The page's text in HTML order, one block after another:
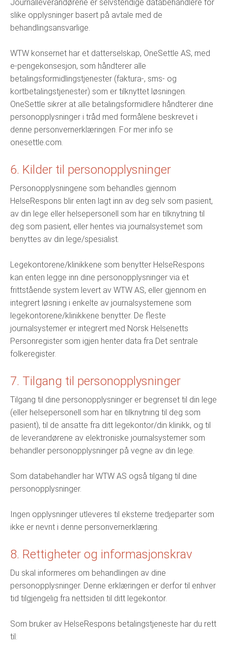
Journalleverandørene er selvstendige databehandlere for
slike opplysninger basert på avtale med de
behandlingsansvarlige.
WTW konsernet har et datterselskap, OneSettle AS, med
e-pengekonsesjon, som håndterer alle
betalingsformidlingstjenester (faktura-, sms- og
kortbetalingstjenester) som er tilknyttet løsningen.
OneSettle sikrer at alle betalingsformidlere håndterer dine
personopplysninger i tråd med formålene beskrevet i
denne personvernerklæringen. For mer info se
onesettle.com.
6. Kilder til personopplysninger
Personopplysningene som behandles gjennom
HelseRespons blir enten lagt inn av deg selv som pasient,
av din lege eller helsepersonell som har en tilknytning til
deg som pasient, eller hentes via journalsystemet som
benyttes av din lege/spesialist.
Legekontorene/klinikkene som benytter HelseRespons
kan enten legge inn dine personopplysninger via et
frittstående system levert av WTW AS, eller gjennom en
integrert løsning i enkelte av journalsystemene som
legekontorene/klinikkene benytter. De fleste
journalsystemer er integrert med Norsk Helsenetts
Personregister som igjen henter data fra Det sentrale
folkeregister.
7. Tilgang til personopplysninger
Tilgang til dine personopplysninger er begrenset til din lege
(eller helsepersonell som har en tilknytning til deg som
pasient), til de ansatte fra ditt legekontor/din klinikk, og til
de leverandørene av elektroniske journalsystemer som
behandler personopplysninger på vegne av din lege.
Som databehandler har WTW AS også tilgang til dine
personopplysninger.
Ingen opplysninger utleveres til eksterne tredjeparter som
ikke er nevnt i denne personvernerklæring.
8. Rettigheter og informasjonskrav
Du skal informeres om behandlingen av dine
personopplysninger. Denne erklæringen er derfor til enhver
tid tilgjengelig fra nettsiden til ditt legekontor.
Som bruker av HelseRespons betalingstjeneste har du rett
til: